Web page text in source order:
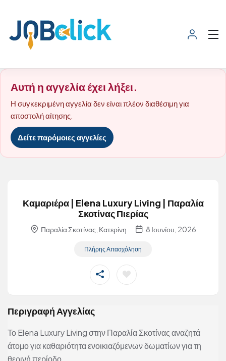
Αυτή η αγγελία έχει λήξει.
Η συγκεκριμένη αγγελία δεν είναι πλέον διαθέσιμη για
αποστολή αίτησης.
Δείτε παρόμοιες αγγελίες
Καμαριέρα | Elena Luxury Living | Παραλία
Σκοτίνας Πιερίας
Παραλία Σκοτίνας, Κατερίνη 8 Ιουνίου, 2026
Πλήρης Απασχόληση
Περιγραφή Αγγελίας
Το Elena Luxury Living στην Παραλία Σκοτίνας αναζητά
άτομο για καθαριότητα ενοικιαζόμενων δωματίων για τη
θερινή περίοδο.